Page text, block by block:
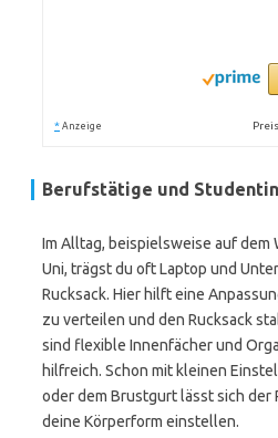
* Anzeige
Berufstätige und
Im Alltag, beispielsweise auf
Uni, trägst du oft Laptop und
Rucksack. Hier hilft eine
zu verteilen und den Rucksack
sind flexible Innenfächer und
hilfreich. Schon mit kleinen
oder dem Brustgurt lässt sich der
deine Körperform einstellen.